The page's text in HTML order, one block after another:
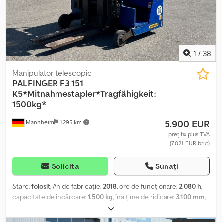
1 / 38
Mannheim 1.295 km
Manipulator telescopic
PALFINGER F3 151
K5*Mitnahmestapler*Tragfähigkeit:
1500kg*
5.900 EUR
preț fix plus TVA
(7.021 EUR brut)
Solicita Sunați
Stare:folosit, An de fabricație:2018, ore de funcționare:2.080 h,
capacitate de încărcare:1.500 kg, înălțime de ridicare: 3.100 mm,
, tip de angrenaj:
vehiculului: P19458 M + WhatsApp: Asistență prin inteligență